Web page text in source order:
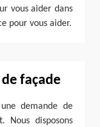
vous aider dans
pour vous aider.
façade
demande de
Nous disposons